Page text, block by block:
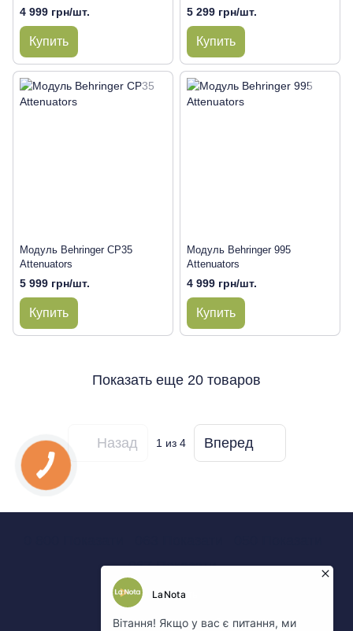
4 999 грн/шт.
Купить
5 299 грн/шт.
Купить
Модуль Behringer CP35
Attenuators
5 999 грн/шт.
Купить
Модуль Behringer 995
Attenuators
4 999 грн/шт.
Купить
Показать еще 20 товаров
Назад 1из 4 Вперед
067 Показати
Контакты
Полная версия сайта